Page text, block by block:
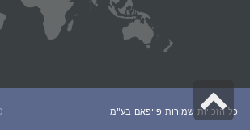
כל הזכויות שמורות פייפאם בע"מ
גלילה